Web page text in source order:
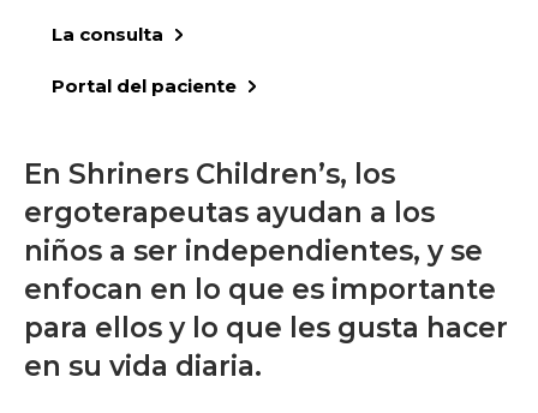
La consulta
Portal del paciente
En Shriners Children’s, los
ergoterapeutas ayudan a los
niños a ser independientes, y se
enfocan en lo que es importante
para ellos y lo que les gusta hacer
en su vida diaria.